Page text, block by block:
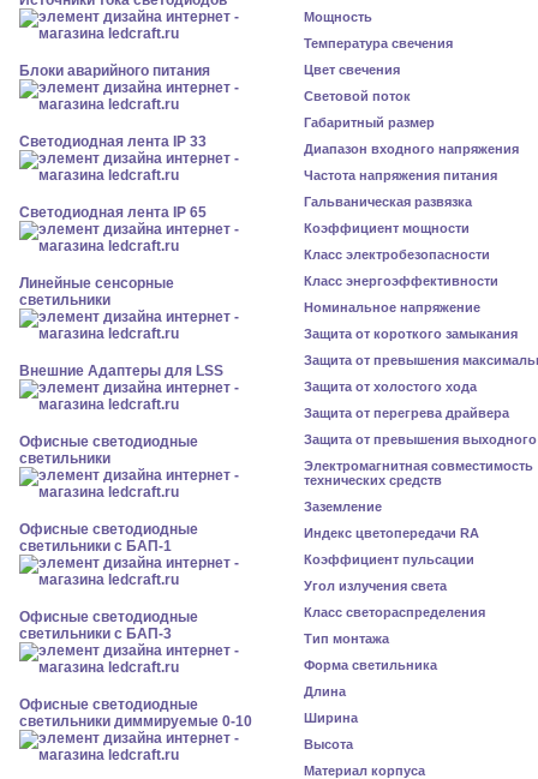
Блоки аварийного питания
Светодиодная лента IP 33
Светодиодная лента IP 65
Линейные сенсорные
светильники
Внешние Адаптеры для LSS
Офисные светодиодные
светильники
Офисные светодиодные
светильники с БАП-1
Офисные светодиодные
светильники с БАП-3
Офисные светодиодные
светильники диммируемые 0-10
Мощность
Температура свечения
Цвет свечения
Световой поток
Габаритный размер
Диапазон входного напряжения
Частота напряжения питания
Гальваническая развязка
Коэффициент мощности
Класс электробезопасности
Класс энергоэффективности
Номинальное напряжение
Защита от короткого замыкания
Защита от превышения
Защита от холостого хода
Защита от перегрева драйвера
Защита от превышения
Электромагнитная совместимость
технических средств
Заземление
Индекс цветопередачи RA
Коэффициент пульсации
Угол излучения света
Класс светораспределения
Тип монтажа
Форма светильника
Длина
Ширина
Высота
Материал корпуса